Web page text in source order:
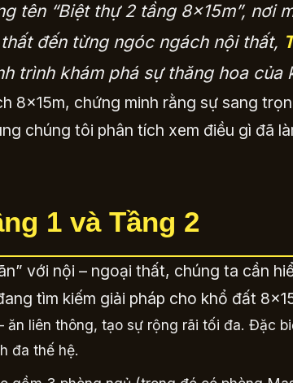
tên “Biệt thự 2 tầng 8x15m”, nơi
đến từng ngóc ngách nội thất,
trình khám phá sự thăng hoa
8x15m, chứng minh rằng sự sang
chúng tôi phân tích xem điều gì đã
1 và Tầng 2
với nội – ngoại thất, chúng ta cần
tìm kiếm giải pháp cho khổ đất
ăn liên thông, tạo sự rộng rãi tối đa. Đặc
đa thế hệ.